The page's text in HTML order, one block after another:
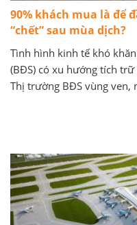
90% khách mua là để
“chết” sau mùa dịch?
Tình hình kinh tế khó
(BĐS) có xu hướng tích
Thị trường BĐS vùng ven,